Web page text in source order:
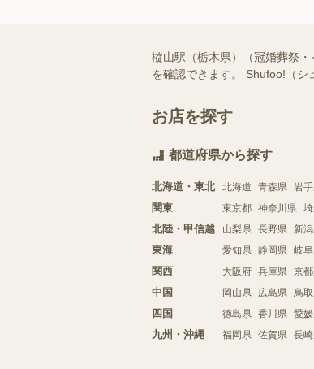
樅山駅（栃木県）（冠婚葬祭
を確認できます。 Shufoo!（シ
お店を探す
都道府県から探す
北海道・東北 北海道 青森県 岩
関東 東京都 神奈川県
北陸・甲信越 山梨県 長野県 新
東海 愛知県 静岡県 岐
関西 大阪府 兵庫県 京
中国 岡山県 広島県 鳥
四国 徳島県 香川県 愛
九州・沖縄 福岡県 佐賀県 長